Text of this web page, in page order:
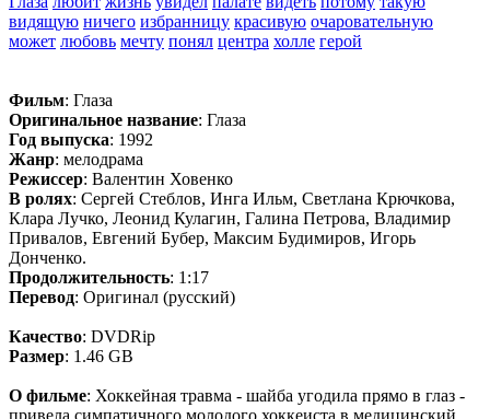
видящую ничего избранницу красивую очаровательную
может любовь мечту понял центра холле герой
Фильм: Глаза
Оригинальное название: Глаза
Год выпуска: 1992
Жанр: мелодрама
Режиссер: Валентин Ховенко
В ролях: Сергей Стеблов, Инга Ильм, Светлана Крючкова,
Клара Лучко, Леонид Кулагин, Галина Петрова, Владимир
Привалов, Евгений Бубер, Максим Будимиров, Игорь
Донченко.
Продолжительность: 1:17
Перевод: Оригинал (русский)
Качество: DVDRip
Размер: 1.46 GB
О фильме: Хоккейная травма - шайба угодила прямо в глаз -
привела симпатичного молодого хоккеиста в медицинский